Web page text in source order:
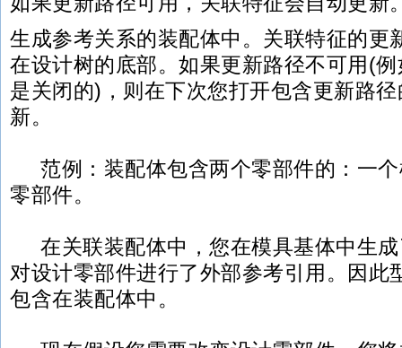
生成参考关系的装配体中。关联特征的更
在设计树的底部。如果更新路径不可用(
是关闭的)，则在下次您打开包含更新路
新。
范例：装配体包含两个零部件的：一个
零部件。
在关联装配体中，您在模具基体中生成
对设计零部件进行了外部参考引用。因此
包含在装配体中。